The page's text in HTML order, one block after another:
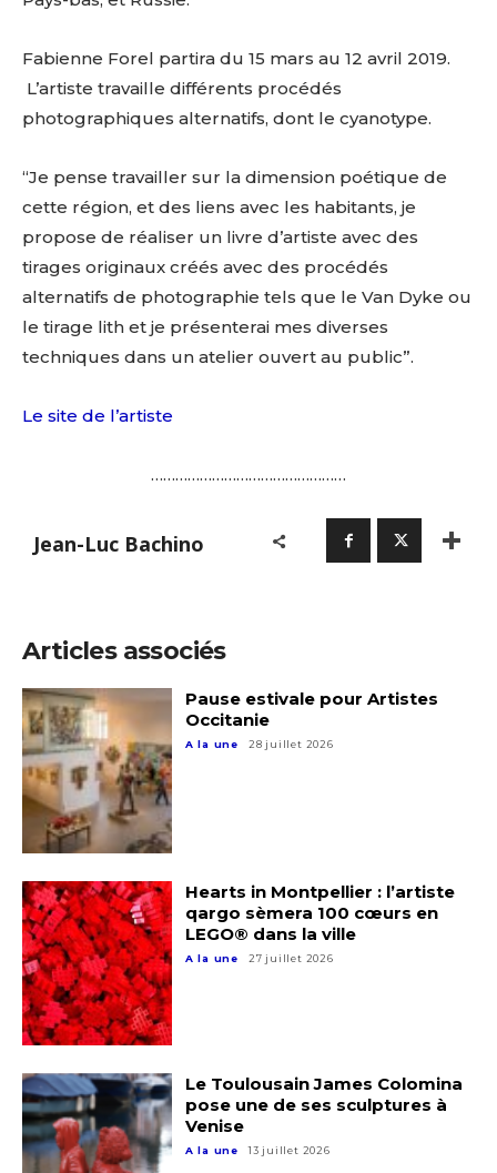
Fabienne Forel partira du 15 mars au 12 avril 2019.
L’artiste travaille différents procédés
photographiques alternatifs, dont le cyanotype.
“Je pense travailler sur la dimension poétique de
cette région, et des liens avec les habitants, je
propose de réaliser un livre d’artiste avec des
tirages originaux créés avec des procédés
alternatifs de photographie tels que le Van Dyke ou
le tirage lith et je présenterai mes diverses
techniques dans un atelier ouvert au public”.
Le site de l’artiste
…………………………………………
Jean-Luc Bachino
Articles associés
Pause estivale pour Artistes
Occitanie
A la une 28 juillet 2026
Hearts in Montpellier : l’artiste
qargo sèmera 100 cœurs en
LEGO® dans la ville
A la une 27 juillet 2026
Le Toulousain James Colomina
pose une de ses sculptures à
Venise
A la une 13 juillet 2026